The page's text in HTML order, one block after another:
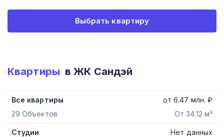
Выбрать квартиру
Квартиры в ЖК Сандэй
Все квартиры
29 Объектов
От 34.12 м²
от6.47 млн. ₽
Студии
Нет данных